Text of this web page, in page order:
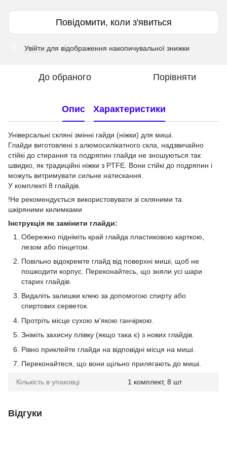
Повідомити, коли з'явиться
Увійти для відображення накопичувальної знижки
До обраного Порівняти
Опис Характеристики
Універсальні скляні змінні гайди (ніжки) для миші.
Глайди виготовлені з алюмосилікатного скла, надзвичайно
стійкі до стирання та подряпин глайди не зношуються так
швидко, як традиційні ніжки з PTFE. Вони стійкі до подряпин і
можуть витримувати сильне натискання.
У комплекті 8 глайдів.
!Не рекомендується використовувати зі скляними та
шкіряними килимками
Інструкція як замінити глайди:
Обережно підніміть край глайда пластиковою карткою,
лезом або пінцетом.
Повільно відокремте глайд від поверхні миші, щоб не
пошкодити корпус. Переконайтесь, що зняли усі шари
старих глайдів.
Видаліть залишки клею за допомогою спирту або
спиртових серветок.
Протріть місце сухою м'якою ганчіркою.
Зніміть захисну плівку (якщо така є) з нових глайдів.
Рівно приклейте глайди на відповідні місця на миші.
Переконайтеся, що вони щільно прилягають до миші.
Кількість в упаковці 1 комплект, 8 шт
Відгуки